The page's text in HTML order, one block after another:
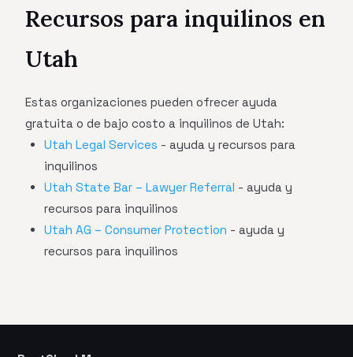
Recursos para inquilinos en
Utah
Estas organizaciones pueden ofrecer ayuda
gratuita o de bajo costo a inquilinos de Utah:
Utah Legal Services - ayuda y recursos para
inquilinos
Utah State Bar – Lawyer Referral - ayuda y
recursos para inquilinos
Utah AG – Consumer Protection - ayuda y
recursos para inquilinos